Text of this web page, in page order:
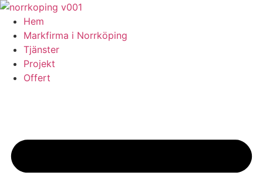
Skip
content
Hem
Markfirma i Norrköping
Tjänster
Projekt
Offert